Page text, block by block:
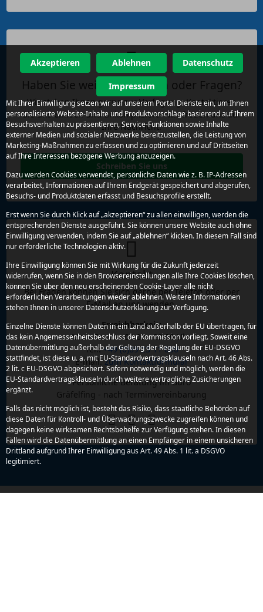
Haben Sie weitere Anliegen oder Fragen?
Wir stehen Ihnen gerne zur Verfügung. Kontaktieren
Sie uns einfach und unkompliziert – wir freuen uns auf
Ihre Nachricht.
Schreiben Sie uns
Kontakt
Bei Fragen können Sie sich gerne per Telefon oder per
E-Mail an uns wenden.
Erreichbarkeit:
Mo. - So. von 08.00 - 22.00 Uhr
Tel.:+49 (0)89 23 11 000
E-mail:zum Kontaktformular
Persönliche Beratung im Büro
Gräfelfing - nach Terminvereinbarung
Akzeptieren Ablehnen Datenschutz
Impressum
Mit Ihrer Einwilligung setzen wir auf unserem Portal Dienste ein, um Ihnen
personalisierte Website-Inhalte und Produktvorschläge basierend auf Ihrem
Besuchsverhalten zu präsentieren, Service-Funktionen sowie Inhalte
externer Medien und sozialer Netzwerke bereitzustellen, die Leistung von
Marketing-Maßnahmen zu erfassen und zu optimieren und auf Drittseiten
auf Ihre Interessen bezogene Werbung anzuzeigen.
Dazu werden Cookies verwendet, persönliche Daten wie z. B. IP-Adressen
verarbeitet, Informationen auf Ihrem Endgerät gespeichert und abgerufen,
Besuchs- und Produktdaten erfasst und Besuchsprofile erstellt.
Erst wenn Sie durch Klick auf „akzeptieren“ zu allen einwilligen, werden die
entsprechenden Dienste ausgeführt. Sie können unsere Website auch ohne
Einwilligung verwenden, indem Sie auf „ablehnen“ klicken. In diesem Fall sind
nur erforderliche Technologien aktiv.
Ihre Einwilligung können Sie mit Wirkung für die Zukunft jederzeit
widerrufen, wenn Sie in den Browsereinstellungen alle Ihre Cookies löschen,
können Sie über den neu erscheinenden Cookie-Layer alle nicht
erforderlichen Verarbeitungen wieder ablehnen. Weitere Informationen
stehen Ihnen in unserer Datenschutzerklärung zur Verfügung.
Einzelne Dienste können Daten in ein Land außerhalb der EU übertragen, für
das kein Angemessenheitsbeschluss der Kommission vorliegt. Soweit eine
Datenübermittlung außerhalb der Geltung der Regelung der EU-DSGVO
stattfindet, ist diese u. a. mit EU-Standardvertragsklauseln nach Art. 46 Abs.
2 lit. c EU-DSGVO abgesichert. Sofern notwendig und möglich, werden die
EU-Standardvertragsklauseln durch weitere vertragliche Zusicherungen
ergänzt.
Falls das nicht möglich ist, besteht das Risiko, dass staatliche Behörden auf
diese Daten für Kontroll- und Überwachungszwecke zugreifen können und
dagegen keine wirksamen Rechtsbehelfe zur Verfügung stehen. In diesen
Fällen wird die Datenübermittlung an einen Empfänger in einem unsicheren
Drittland aufgrund Ihrer Einwilligung aus Art. 49 Abs. 1 lit. a DSGVO
legitimiert.